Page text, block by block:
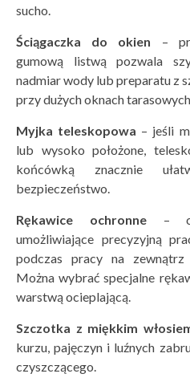
sucho.
Ściągaczka do okien –
gumową listwą pozwala
nadmiar wody lub preparatu z
przy dużych oknach
Myjka teleskopowa – jeśli
lub wysoko położone,
końcówką znacznie
bezpieczeństwo.
Rękawice ochronne–
umożliwiające precyzyjną
podczas pracy na
Można wybrać specjalne
warstwą ocieplającą.
Szczotka z miękkim
kurzu, pajęczyn i luźnych
czyszczącego.